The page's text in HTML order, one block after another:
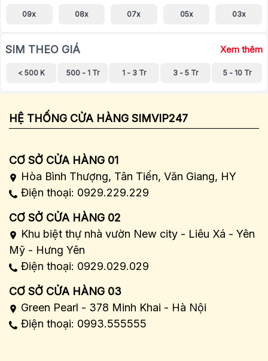
09x 08x 07x 05x 03x
SIM THEO GIÁ Xem thêm
< 500 K 500 - 1 Tr 1 - 3 Tr 3 - 5 Tr 5 - 10 Tr
HỆ THỐNG CỬA HÀNG SIMVIP247
CƠ SỞ CỬA HÀNG 01
Hòa Bình Thượng, Tân Tiến, Văn Giang, HY
Điện thoại: 0929.229.229
CƠ SỞ CỬA HÀNG 02
Khu biệt thự nhà vườn New city - Liêu Xá - Yên
Mỹ - Hưng Yên
Điện thoại: 0929.029.029
CƠ SỞ CỬA HÀNG 03
Green Pearl - 378 Minh Khai - Hà Nội
Điện thoại: 0993.555555